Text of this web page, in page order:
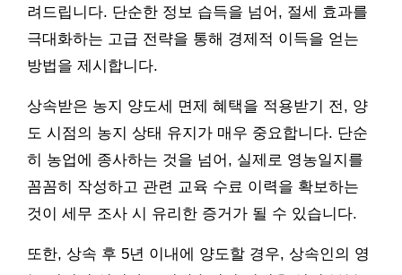
려드립니다. 단순한 정보 습득을 넘어, 절세 효과를
극대화하는 고급 전략을 통해 경제적 이득을 얻는
방법을 제시합니다.
상속받은 농지 양도세 면제 혜택을 적용받기 전, 양
도 시점의 농지 상태 유지가 매우 중요합니다. 단순
히 농업에 종사하는 것을 넘어, 실제로 영농일지를
꼼꼼히 작성하고 관련 교육 수료 이력을 확보하는
것이 세무 조사 시 유리한 증거가 될 수 있습니다.
또한, 상속 후 5년 이내에 양도할 경우, 상속인의 영